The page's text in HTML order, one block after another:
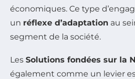
économiques. Ce type
un réflexe d’adaptation au
segment de la société.
Les Solutions fondées sur la
également comme un levier